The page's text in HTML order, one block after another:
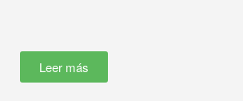
Leer más